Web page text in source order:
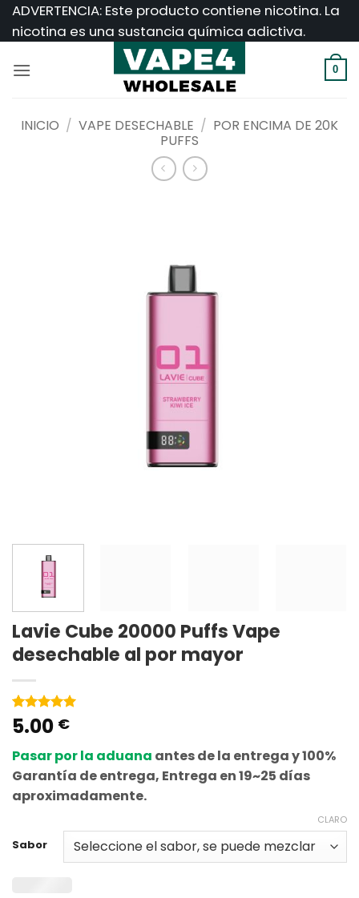
Saltar
ADVERTENCIA: Este producto contiene nicotina. La
nicotina es una sustancia química adictiva.
0
INICIO / VAPE DESECHABLE / POR ENCIMA DE 20K
PUFFS
Lavie Cube 20000 Puffs Vape
desechable al por mayor
Valorado
con5de 5
3
valoraciones
de clientes
5.00 €
Pasar por la aduana antes de la entrega y 100%
Garantía de entrega, Entrega en 19~25 días
aproximadamente.
Sabor
CLARO